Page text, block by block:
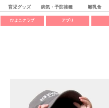
育児グッズ 病気・予防接種 離乳食
ひよこクラブ アプリ